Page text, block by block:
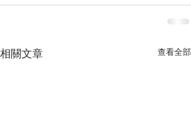
相關文章 查看全部